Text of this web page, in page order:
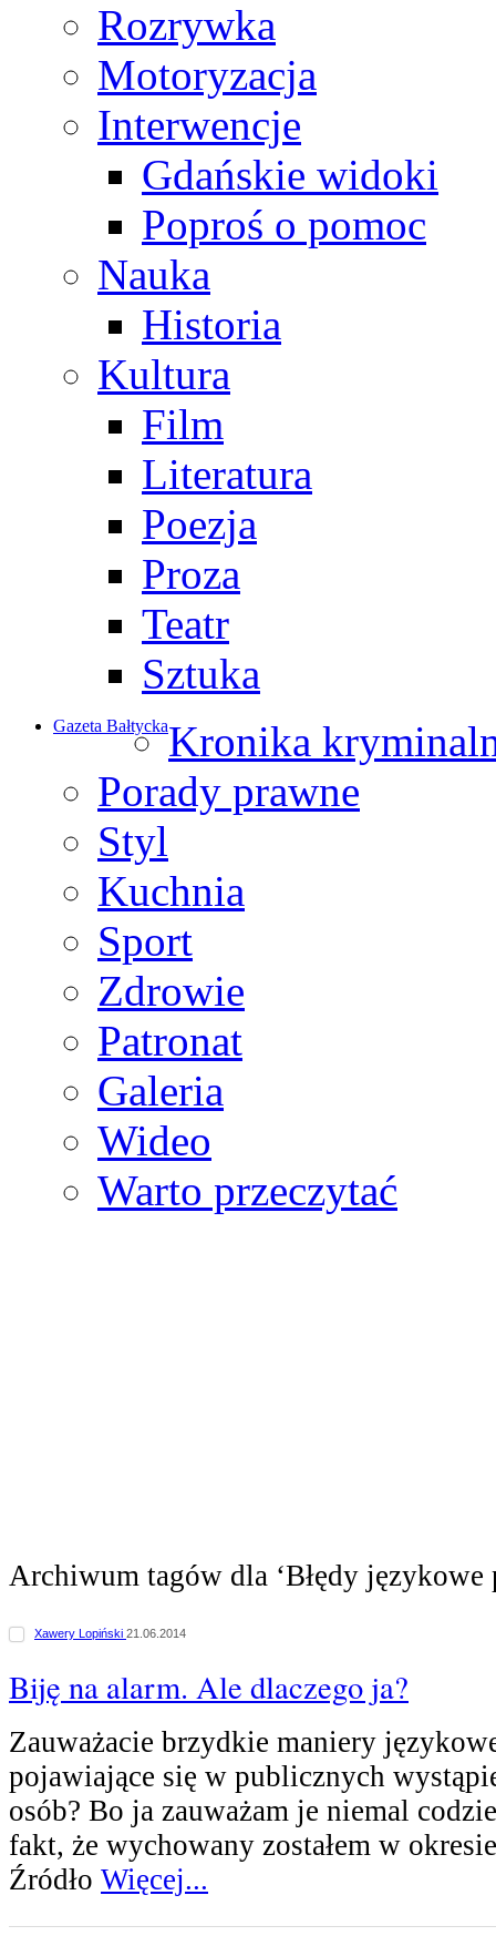
Rozrywka
Motoryzacja
Interwencje
Gdańskie widoki
Poproś o pomoc
Nauka
Historia
Kultura
Film
Literatura
Poezja
Proza
Teatr
Sztuka
Gazeta BałtyckaKronika
Porady prawne
Styl
Kuchnia
Sport
Zdrowie
Patronat
Galeria
Wideo
Warto przeczytać
Archiwum tagów dla ‘Błędy
Xawery Lopiński 21.06.2014
Biję na alarm. Ale dlaczego ja?
Zauważacie brzydkie maniery
pojawiające się w publicznych
osób? Bo ja zauważam je niemal
fakt, że wychowany zostałem w
Źródło Więcej...